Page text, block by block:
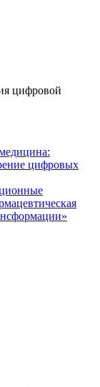
цифровой
цифровых